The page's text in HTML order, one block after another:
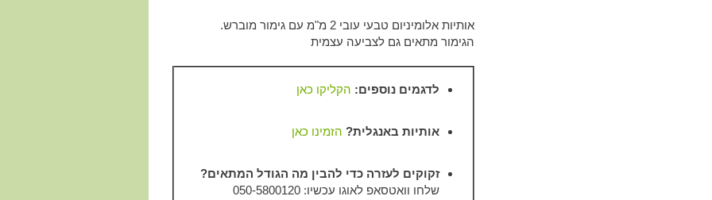
אותיות אלומיניום טבעי עובי 2 מ"מ עם גימור מוברש.
הגימור מתאים גם לצביעה עצמית
לדגמים נוספים: הקליקו כאן
אותיות באנגלית? הזמינו כאן
זקוקים לעזרה כדי להבין מה הגודל המתאים?
שלחו וואטסאפ לאוגו עכשיו: 050-5800120